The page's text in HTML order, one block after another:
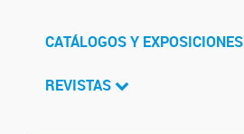
CATÁLOGOS Y EXPOSICIONES
REVISTAS